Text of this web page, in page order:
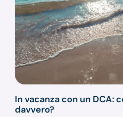
In vacanza con un DCA:
davvero?